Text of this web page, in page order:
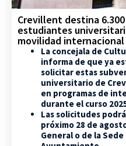
Crevillent destina
estudiantes
movilidad internacional
La concejala de
informa de que ya
solicitar estas
universitario de
en programas de
durante el curso
Las solicitudes
próximo 28 de
General o de la